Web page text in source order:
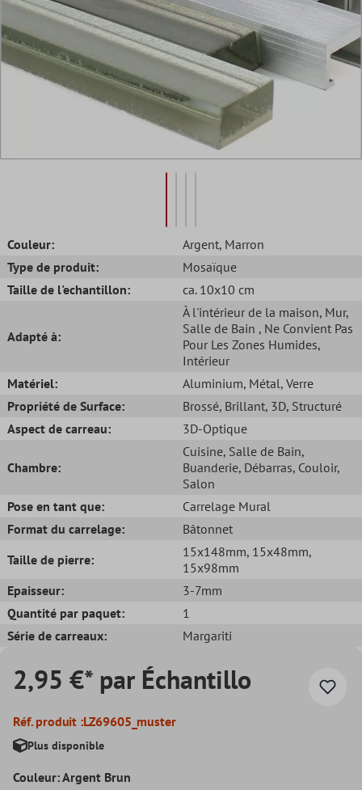
Couleur: Argent, Marron
Type de produit:
Mosaïque
Taille de l'echantillon:
ca. 10x10 cm
Adapté à:
À l'intérieur de la maison, Mur,
Salle de Bain , Ne Convient Pas
Pour Les Zones Humides,
Intérieur
Matériel:
Aluminium, Métal, Verre
Propriété de Surface:
Brossé, Brillant, 3D, Structuré
Aspect de carreau:
3D-Optique
Chambre:
Cuisine, Salle de Bain,
Buanderie, Débarras, Couloir,
Salon
Pose en tant que:
Carrelage Mural
Format du carrelage:
Bâtonnet
Taille de pierre:
15x148mm, 15x48mm,
15x98mm
Epaisseur:
3-7mm
Quantité par paquet:
1
Série de carreaux:
Margariti
2,95 €* par Échantillo
Réf. produit :LZ69605_muster
Plus disponible
Couleur: Argent Brun